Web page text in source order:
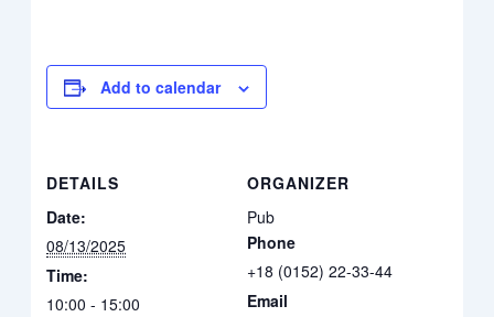
Add to calendar
DETAILS
Date:
08/13/2025
Time:
10:00 - 15:00
ORGANIZER
Pub
Phone
+18 (0152) 22-33-44
Email